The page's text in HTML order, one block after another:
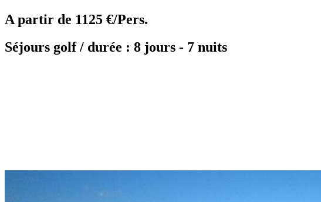
A partir de 1125 €/Pers.
Séjours golf / durée : 8 jours - 7 nuits